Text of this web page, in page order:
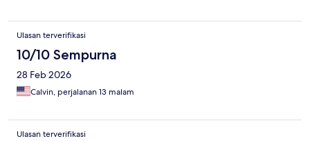
Ulasan terverifikasi
10/10 Sempurna
28 Feb 2026
Calvin, perjalanan 13 malam
Ulasan terverifikasi